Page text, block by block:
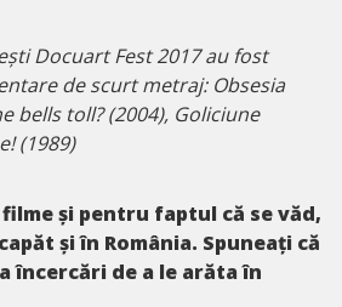
Docuart Fest 2017 au fost
de scurt metraj: Obsesia
bells toll? (2004), Goliciune
(1989)
și pentru faptul că se văd,
și în România. Spuneați că
încercări de a le arăta în